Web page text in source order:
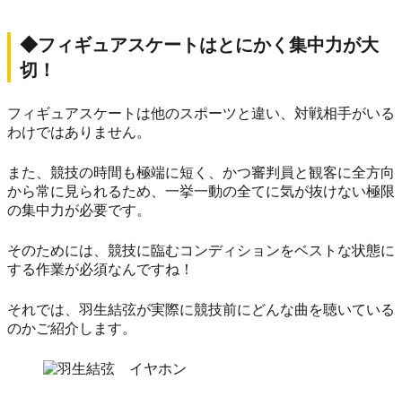
◆フィギュアスケートはとにかく集中力が大
切！
フィギュアスケートは他のスポーツと違い、対戦相手がいる
わけではありません。
また、競技の時間も極端に短く、かつ審判員と観客に全方向
から常に見られるため、一挙一動の全てに気が抜けない極限
の集中力が必要です。
そのためには、競技に臨むコンディションをベストな状態に
する作業が必須なんですね！
それでは、羽生結弦が実際に競技前にどんな曲を聴いている
のかご紹介します。